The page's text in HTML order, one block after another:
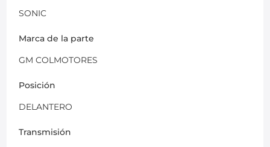
SONIC
Marca de la parte
GM COLMOTORES
Posición
DELANTERO
Transmisión